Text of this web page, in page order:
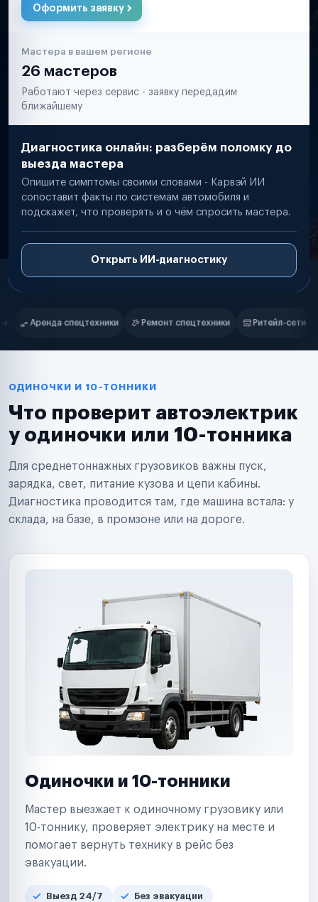
Оформить заявку
Мастера в вашем регионе
26 мастеров
Работают через сервис - заявку передадим
ближайшему
Диагностика онлайн: разберём поломку до
выезда мастера
Опишите симптомы своими словами - Карвэй ИИ
сопоставит факты по системам автомобиля и
подскажет, что проверять и о чём спросить мастера.
Открыть ИИ-диагностику
Нам доверяют
Ремонт спецтехники Ритейл-сети Управляющие компании
Маркетплейсы
Таксопарки
Автодилеры
Поставщики запчастей
Аренда спецтехники
Ремонт спецтехники
Ритейл-сети
Управляющие компании
Страховые компании
ОДИНОЧКИ И 10-ТОННИКИ
Что проверит автоэлектрик
у одиночки или 10-тонника
Для среднетоннажных грузовиков важны пуск,
зарядка, свет, питание кузова и цепи кабины.
Диагностика проводится там, где машина встала: у
склада, на базе, в промзоне или на дороге.
Одиночки и 10-тонники
Мастер выезжает к одиночному грузовику или
10-тоннику, проверяет электрику на месте и
помогает вернуть технику в рейс без
эвакуации.
Выезд 24/7 Без эвакуации